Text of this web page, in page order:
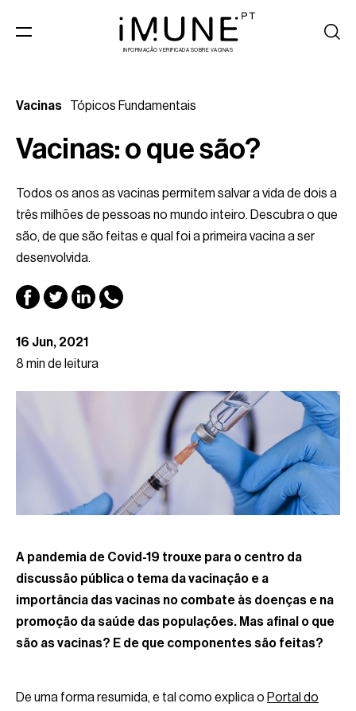
INFORMAÇÃO VERIFICADA SOBRE VACINAS
Vacinas Tópicos Fundamentais
Vacinas: o que são?
Todos os anos as vacinas permitem salvar a vida de dois a
três milhões de pessoas no mundo inteiro. Descubra o que
são, de que são feitas e qual foi a primeira vacina a ser
desenvolvida.
16 Jun, 2021
8 min de leitura
A pandemia de Covid-19 trouxe para o centro da
discussão pública o tema da vacinação e a
importância das vacinas no combate às doenças e na
promoção da saúde das populações. Mas afinal o que
são as vacinas? E de que componentes são feitas?
De uma forma resumida, e tal como explica o Portal do